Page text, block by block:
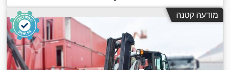
סימפלקס, גובה בנייה:2,730 מ"מ , רוחב מסגרת המזלג:1,710
מ"מ , אורך המזלג: , משקל עצמי:8,350 ק"ג
, סוג הנעה:
Diesel
, רוחב בנייה: 1,990 מ"מ
מודעה קטנה